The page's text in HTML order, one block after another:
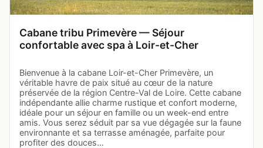
Cabane tribu Primevère — Séjour
confortable avec spa à Loir-et-Cher
Bienvenue à la cabane Loir-et-Cher Primevère, un
véritable havre de paix situé au cœur de la nature
préservée de la région Centre-Val de Loire. Cette cabane
indépendante allie charme rustique et confort moderne,
idéale pour un séjour en famille ou un week-end entre
amis. Vous serez séduit par sa vue dégagée sur la faune
environnante et sa terrasse aménagée, parfaite pour
profiter des douces…